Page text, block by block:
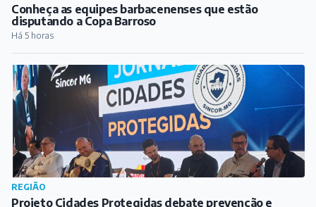
Conheça as equipes barbacenenses que estão
disputando a Copa Barroso
Há 5 horas
REGIÃO
Projeto Cidades Protegidas debate prevenção e